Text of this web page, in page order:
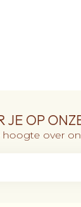
JE OP
hoogte over